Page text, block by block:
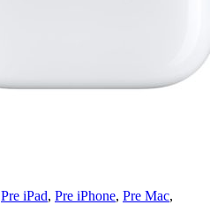
Pre iPad, Pre iPhone, Pre Mac,